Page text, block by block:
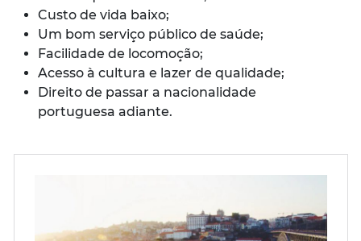
Custo de vida baixo;
Um bom serviço público de saúde;
Facilidade de locomoção;
Acesso à cultura e lazer de qualidade;
Direito de passar a nacionalidade
portuguesa adiante.